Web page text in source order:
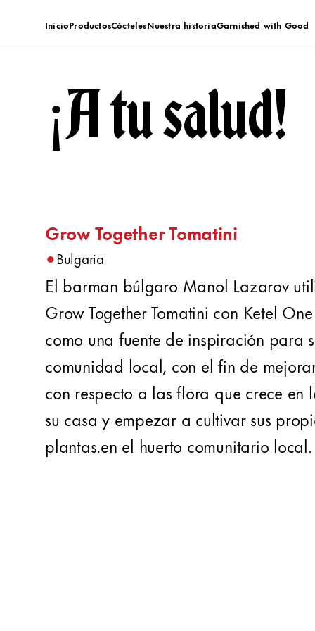
InicioProductosCóctelesNuestra historiaGarnished with Good
¡A tu salud!
Grow Together Tomatini
•Bulgaria
El barman búlgaro Manol Lazarov
Grow Together Tomatini con Ketel
como una fuente de inspiración para
comunidad local, con el fin de
con respecto a las flora que crece en
su casa y empezar a cultivar sus
plantas.en el huerto comunitario local.